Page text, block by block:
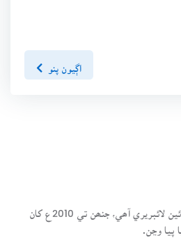
اڳيون پنو
سنڌسلامت ڪتاب گهر ھڪ آن لائين لائبريري آھي، جنھن تي 2010ع کان
وڃن.